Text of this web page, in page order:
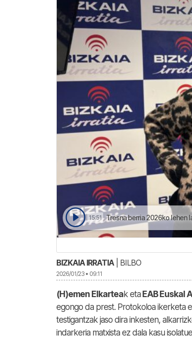
15:51 Tresna berria 2026ko lehen
BIZKAIA IRRATIA | BILBO
2026/01/23 • 09:11
(H)emen Elkarteak eta EAB Euskal
egongo da prest. Protokoloa ikerketa
testigantzak jaso dira inkesten,
indarkeria matxista ez dala kasu